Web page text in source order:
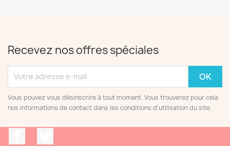
Recevez nos offres spéciales
Vous pouvez vous désinscrire à tout moment. Vous trouverez pour cela
nos informations de contact dans les conditions d'utilisation du site.